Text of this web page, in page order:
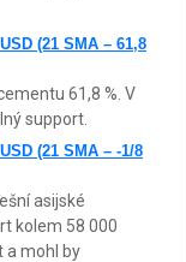
(21 SMA – 61,8
61,8 %. V
support.
(21 SMA – -1/8
asijské
kolem 58 000
a mohl by